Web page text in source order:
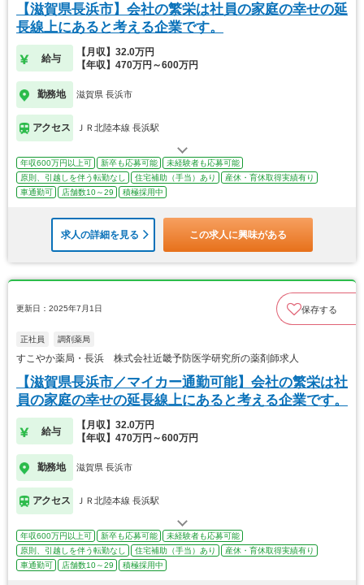
【滋賀県長浜市】会社の繁栄は社員の家庭の幸せの延
長線上にあると考える企業です。
給与
【月収】32.0万円
【年収】470万円～600万円
勤務地 滋賀県 長浜市
アクセス ＪＲ北陸本線 長浜駅
年収600万円以上可 新卒も応募可能
未経験者も応募可能
原則、引越しを伴う転勤なし
住宅補助（手当）あり
産休・育休取得実績有り
車通勤可
店舗数10～29 積極採用中
求人の詳細を見る この求人に興味がある
更新日：2025年7月1日 保存する
正社員 調剤薬局
すこやか薬局・長浜 株式会社近畿予防医学研究所の薬剤師求人
【滋賀県長浜市／マイカー通勤可能】会社の繁栄は社
員の家庭の幸せの延長線上にあると考える企業です。
給与
【月収】32.0万円
【年収】470万円～600万円
勤務地 滋賀県 長浜市
アクセス ＪＲ北陸本線 長浜駅
年収600万円以上可 新卒も応募可能
未経験者も応募可能
原則、引越しを伴う転勤なし
住宅補助（手当）あり
産休・育休取得実績有り
車通勤可
店舗数10～29 積極採用中